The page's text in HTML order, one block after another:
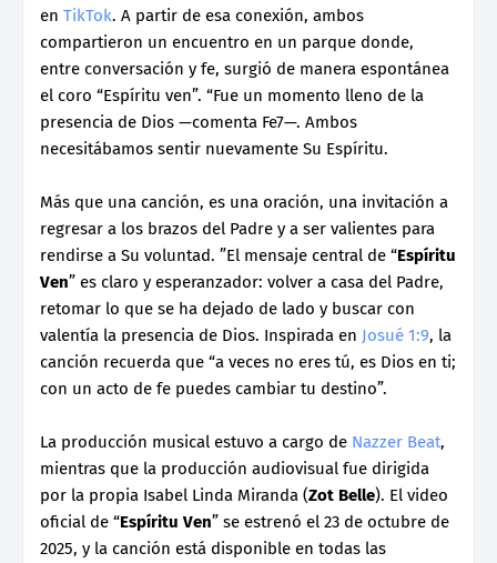
en TikTok. A partir de esa conexión, ambos
compartieron un encuentro en un parque donde,
entre conversación y fe, surgió de manera espontánea
el coro “Espíritu ven”. “Fue un momento lleno de la
presencia de Dios —comenta Fe7—. Ambos
necesitábamos sentir nuevamente Su Espíritu.
Más que una canción, es una oración, una invitación a
regresar a los brazos del Padre y a ser valientes para
rendirse a Su voluntad. ”El mensaje central de “Espíritu
Ven” es claro y esperanzador: volver a casa del Padre,
retomar lo que se ha dejado de lado y buscar con
valentía la presencia de Dios. Inspirada en Josué 1:9, la
canción recuerda que “a veces no eres tú, es Dios en ti;
con un acto de fe puedes cambiar tu destino”.
La producción musical estuvo a cargo de Nazzer Beat,
mientras que la producción audiovisual fue dirigida
por la propia Isabel Linda Miranda (Zot Belle). El video
oficial de “Espíritu Ven” se estrenó el 23 de octubre de
2025, y la canción está disponible en todas las